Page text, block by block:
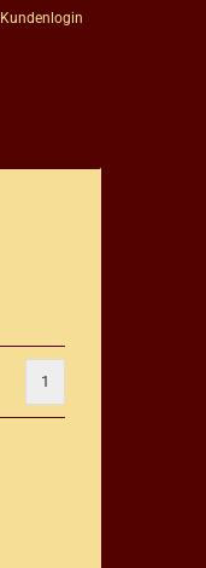
Kundenlogin
1